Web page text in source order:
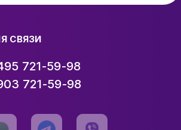
СВЯЗИ
721-59-98
721-59-98